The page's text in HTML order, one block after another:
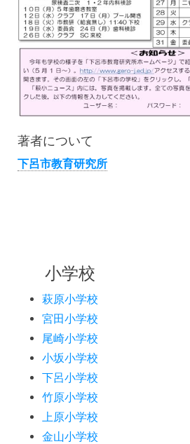
著者について
下呂市教育研究所
小学校
萩原小学校
宮田小学校
尾崎小学校
小坂小学校
下呂小学校
竹原小学校
上原小学校
金山小学校